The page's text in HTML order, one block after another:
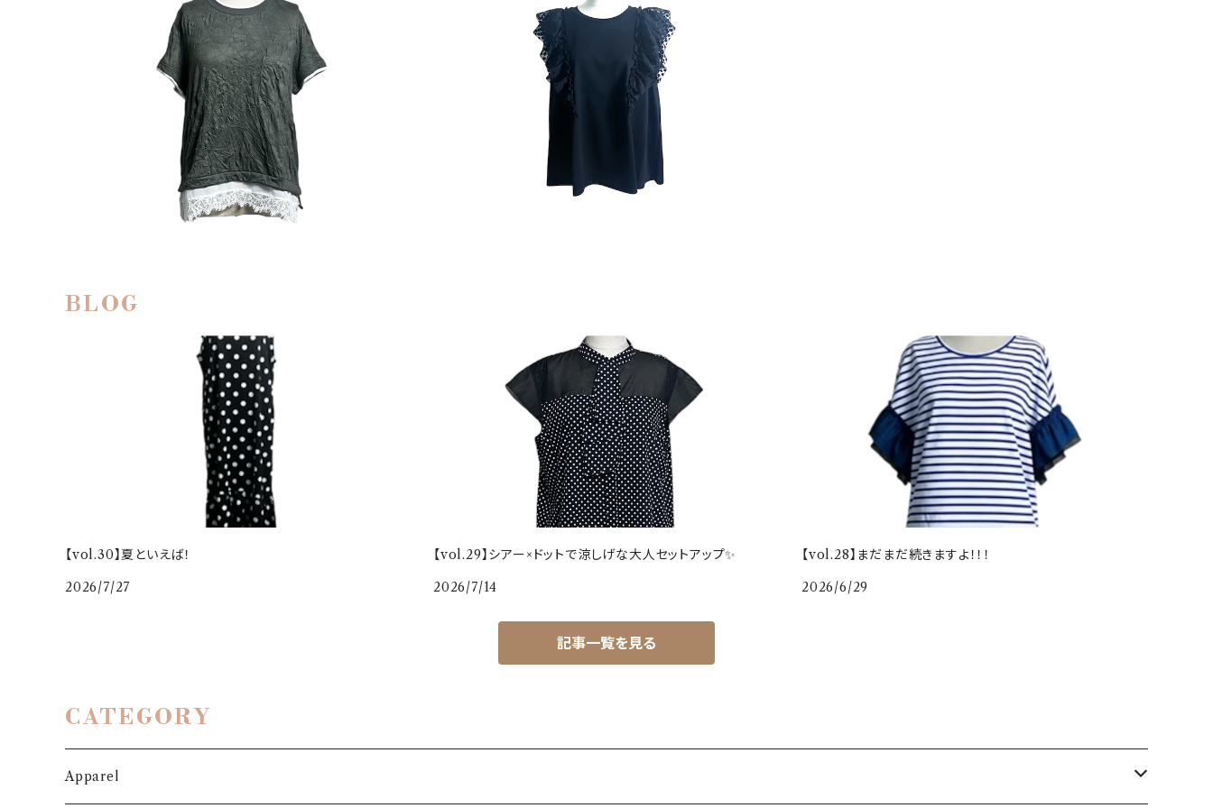
【JOYMAKER】Crinkled Pullover with Lace
Detail
¥11,165
30%OFF
【B-chad】Shoulder ruffles Drost Pullover
¥10,626
30%OFF
BLOG
【vol.30】夏といえば！
2026/7/27
【vol.29】シアー×ドットで涼しげな大人セットアップ✨
2026/7/14
【vol.28】まだまだ続きますよ！！！
2026/6/29
記事一覧を見る
CATEGORY
Apparel